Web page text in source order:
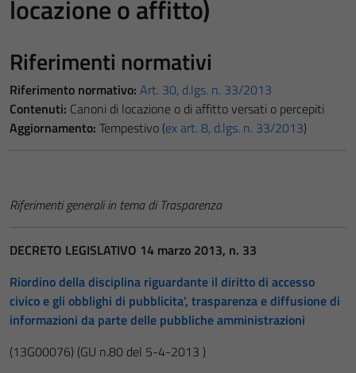
locazione o affitto)
Riferimenti normativi
Riferimento normativo: Art. 30, d.lgs. n. 33/2013
Contenuti: Canoni di locazione o di affitto versati o percepiti
Aggiornamento: Tempestivo (ex art. 8, d.lgs. n. 33/2013)
Riferimenti generali in tema di Trasparenza
DECRETO LEGISLATIVO 14 marzo 2013, n. 33
Riordino della disciplina riguardante il diritto di accesso
civico e gli obblighi di pubblicita’, trasparenza e diffusione di
informazioni da parte delle pubbliche amministrazioni
(13G00076) (GU n.80 del 5-4-2013 )